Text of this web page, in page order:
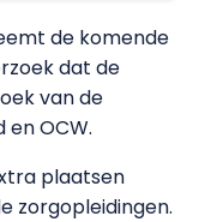
de komende
dat de
van de
en OCW.
plaatsen
zorgopleidingen.